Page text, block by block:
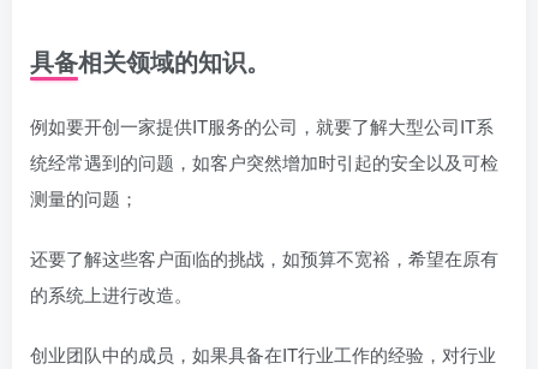
具备相关领域的知识。
例如要开创一家提供IT服务的公司，就要了解大型公司IT系
统经常遇到的问题，如客户突然增加时引起的安全以及可检
测量的问题；
还要了解这些客户面临的挑战，如预算不宽裕，希望在原有
的系统上进行改造。
创业团队中的成员，如果具备在IT行业工作的经验，对行业